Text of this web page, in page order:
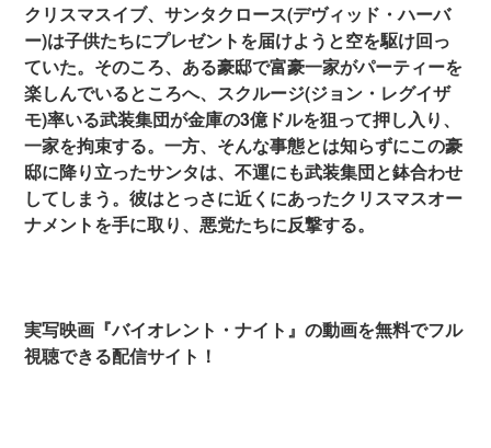
クリスマスイブ、サンタクロース(デヴィッド・ハーバ
ー)は子供たちにプレゼントを届けようと空を駆け回っ
ていた。そのころ、ある豪邸で富豪一家がパーティーを
楽しんでいるところへ、スクルージ(ジョン・レグイザ
モ)率いる武装集団が金庫の3億ドルを狙って押し入り、
一家を拘束する。一方、そんな事態とは知らずにこの豪
邸に降り立ったサンタは、不運にも武装集団と鉢合わせ
してしまう。彼はとっさに近くにあったクリスマスオー
ナメントを手に取り、悪党たちに反撃する。
実写映画『バイオレント・ナイト』の動画を無料でフル
視聴できる配信サイト！